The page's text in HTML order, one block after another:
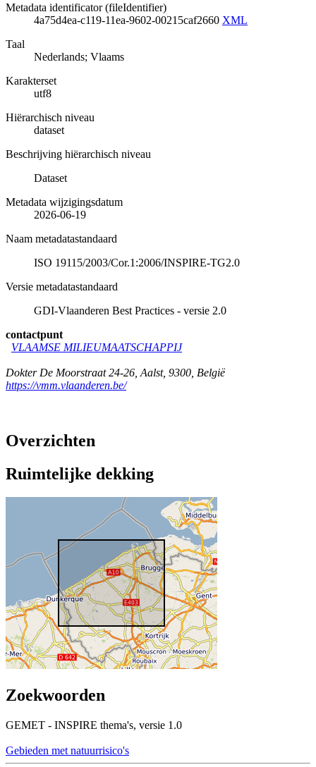
Metadata identificator (fileIdentifier)
4a75d4ea-c119-11ea-9602-00215caf2660 XML
Taal
Nederlands; Vlaams
Karakterset
utf8
Hiërarchisch niveau
dataset
Beschrijving hiërarchisch niveau
Dataset
Metadata wijzigingsdatum
2026-06-19
Naam metadatastandaard
ISO 19115/2003/Cor.1:2006/INSPIRE-TG2.0
Versie metadatastandaard
GDI-Vlaanderen Best Practices - versie 2.0
contactpunt
VLAAMSE MILIEUMAATSCHAPPIJ
Dokter De Moorstraat 24-26 Aalst, 9300 België
https://vmm.vlaanderen.be/
Overzichten
Ruimtelijke dekking
Zoekwoorden
GEMET - INSPIRE thema's, versie 1.0
Gebieden met natuurrisico's